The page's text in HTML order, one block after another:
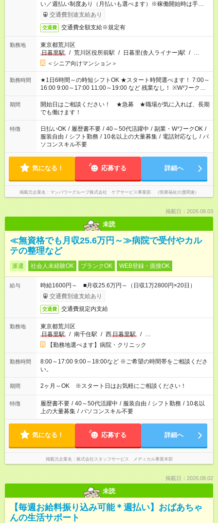
い／週払い制度あり（月払いも選べます）※稼働開始時は手続き
完了次第のお支払いとなります。
交通費別途支給あり
交通費 交通費全額支給※規定有
勤務地
東京都荒川区
日暮里駅
/ 荒川区役所前駅 / 日暮里(舎人ライナー)駅 / …
＜シニア向けマンション＞
勤務時間
★1日6時間～の時短シフトOK ★スタート時間選べます！ 7:00～
16:00 9:00～17:00 11:00～19:00 など 残業なし！ ※Wワークの
場合、他のお仕事と合わせ週40時間超の就業はご案内できませ
ん ※法令に基づき、週20時間以上勤務は社会保険への加入対象
となります ※労働者派遣法（日雇い派遣の原則禁止）により、
短時間・短期間の就業はご案内が難しい場合があります
期間
開始日はご相談ください！ ★急募 ★職場が気に入れば、長期
でも働けます！
特徴 日払いOK / 履歴書不要 / 40～50代活躍中 / 副業・WワークOK /
服装自由 / シフト勤務 / 10名以上の大量募集 / 電話対応なし / パ
ソコンスキル不要
気になる！ 応募する 詳細へ
掲載元企業名 マンパワーグループ株式会社 ケアサービス事業部 （医療福祉介護関連）
掲載日：2026.08.03
未読
≪無資格でも月収25.6万円～≫病院で受付やカル
テの整理など
派遣 社会人未経験OK ブランクOK WEB登録・面接OK
給与
時給1600円～ ■月収25.6万円～（日収1万2800円×20日）
交通費別途支給あり
交通費 交通費規定内支給
勤務地
東京都荒川区
日暮里駅
/ 南千住駅 / 西日暮里駅 / …
【勤務地選べます】病院・クリニック
勤務時間
8:00～17:00 9:00～18:00など ※ご希望の時間帯をご相談くださ
い。
期間 2ヶ月～OK ※スタート日はお気軽にご相談ください！
特徴 履歴書不要 / 40～50代活躍中 / 服装自由 / シフト勤務 / 10名以
上の大量募集 / パソコンスキル不要
気になる！ 応募する 詳細へ
掲載元企業名 株式会社スタッフサービス メディカル事業本部
掲載日：2026.08.02
未読
【毎週お給料振り込み可能＊週払い】おばあちゃ
んの生活サポート